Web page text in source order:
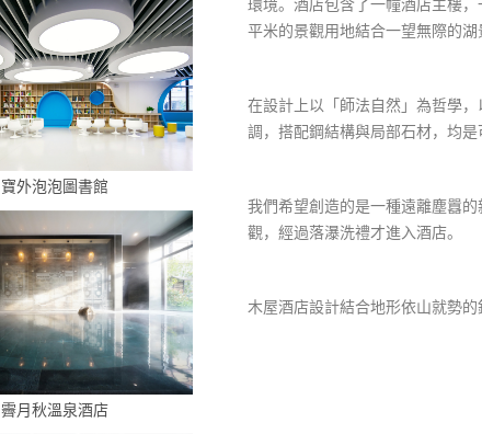
寶外泡泡圖書館
霽月秋溫泉酒店
環境。酒店包含了一幢酒店主樓
平米的景觀用地結合一望無際的
在設計上以「師法自然」為哲學
調，搭配鋼結構與局部石材，均是
我們希望創造的是一種遠離塵囂
觀，經過落瀑洗禮才進入酒店。
木屋酒店設計結合地形依山就勢